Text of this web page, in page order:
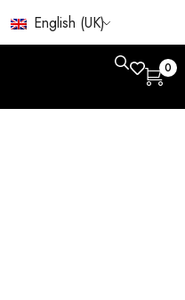
English (UK)
0